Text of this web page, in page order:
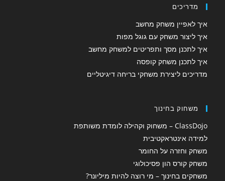
מדריכים
איך לאפיין משחק מחשב
איך ליצור משחק עם גוגל מפות
איך לתכנן מסך ותפריטים למשחק מחשב
איך לתכנן משחק קופסה
מדריכים ליצירת משחקי בריחה דיגיטליים
משחוק בחינוך
ClassDojo – משחוק וקהילה לומדת משותפת
למידה אינטראקטיבית
משחק וחזרה על החומר
משחק קורס הון פסיכולוגי
משחקים בחינוך – מי רוצה להיות מיליונר?